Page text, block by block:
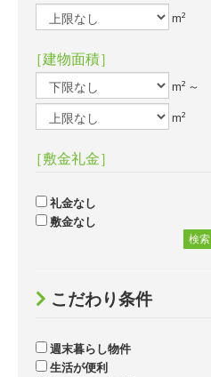
m²
［建物面積］
m² ～
m²
［敷金礼金］
礼金なし
敷金なし
検索
こだわり条件
週末暮らし物件
生活が便利